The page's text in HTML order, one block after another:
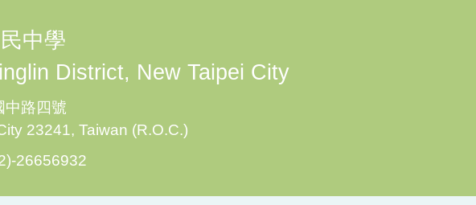
中學
District, New Taipei City
中路四號
23241, Taiwan (R.O.C.)
26656932